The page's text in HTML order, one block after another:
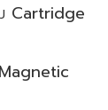
Cartridge
Magnetic